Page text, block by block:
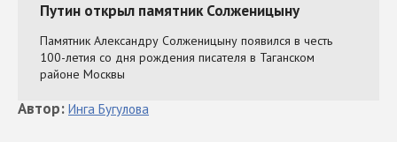
Автор: Инга Бугулова